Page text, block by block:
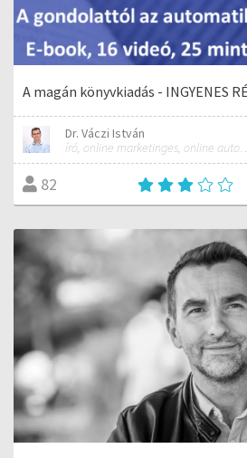
A magán könyvkiadás - INGYENES
Dr. Váczi István
író, online
82